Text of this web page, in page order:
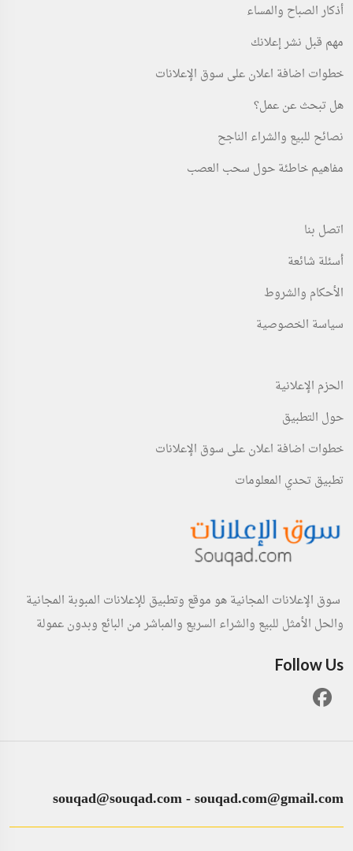
أذكار الصباح والمساء
مهم قبل نشر إعلانك
خطوات اضافة اعلان على سوق الإعلانات
هل تبحث عن عمل؟
نصائح للبيع والشراء الناجح
مفاهيم خاطئة حول سحب العصب
اتصل بنا
أسئلة شائعة
الأحكام والشروط
سياسة الخصوصية
الحزم الإعلانية
حول التطبيق
خطوات اضافة اعلان على سوق الإعلانات
تطبيق تحدي المعلومات
سوق الإعلانات المجانية هو موقع وتطبيق للإعلانات المبوبة المجانية
والحل الأمثل للبيع والشراء السريع والمباشر من البائع وبدون عمولة
Follow Us
souqad@souqad.com-souqad.com@gmail.com